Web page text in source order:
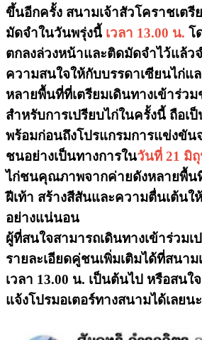
ขึ้นอีกครั้ง สนามเจ้าสัวโคราชเตรี
มัดจำในวันพรุ่งนี้ เวลา 13.00 น. โ
ตกลงล่วงหน้าและติดมัดจำไว้แล้ว
ความสนใจให้กับบรรดาเซียนไก่แ
หลายพื้นที่ที่เตรียมเดินทางเข้าร่ว
สำหรับการเปรียบไก่ในครั้งนี้ ถือเ
พร้อมก่อนถึงโปรแกรมการแข่งขัน
ชนอย่างเป็นทางการในวันที่ 21 มิ
ไก่ชนคุณภาพจากค่ายดังหลายพื้น
ฝีเท้า สร้างสีสันและความตื่นเต้นใ
อย่างแน่นอน
ผู้ที่สนใจสามารถเดินทางเข้าร่วม
รายละเอียดคู่ชนเพิ่มเติมได้ที่สนา
เวลา 13.00 น. เป็นต้นไป หรือสนใ
แจ้งโปรมอเตอร์ทางสนามได้เลยน